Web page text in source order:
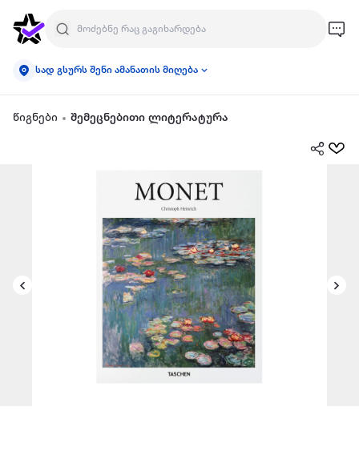
სად გსურს შენი ამანათის მიღება
წიგნები შემეცნებითი ლიტერატურა